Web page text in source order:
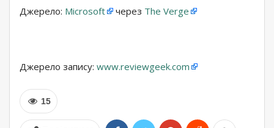
Джерело: Microsoft через The Verge
Джерело запису: www.reviewgeek.com
15